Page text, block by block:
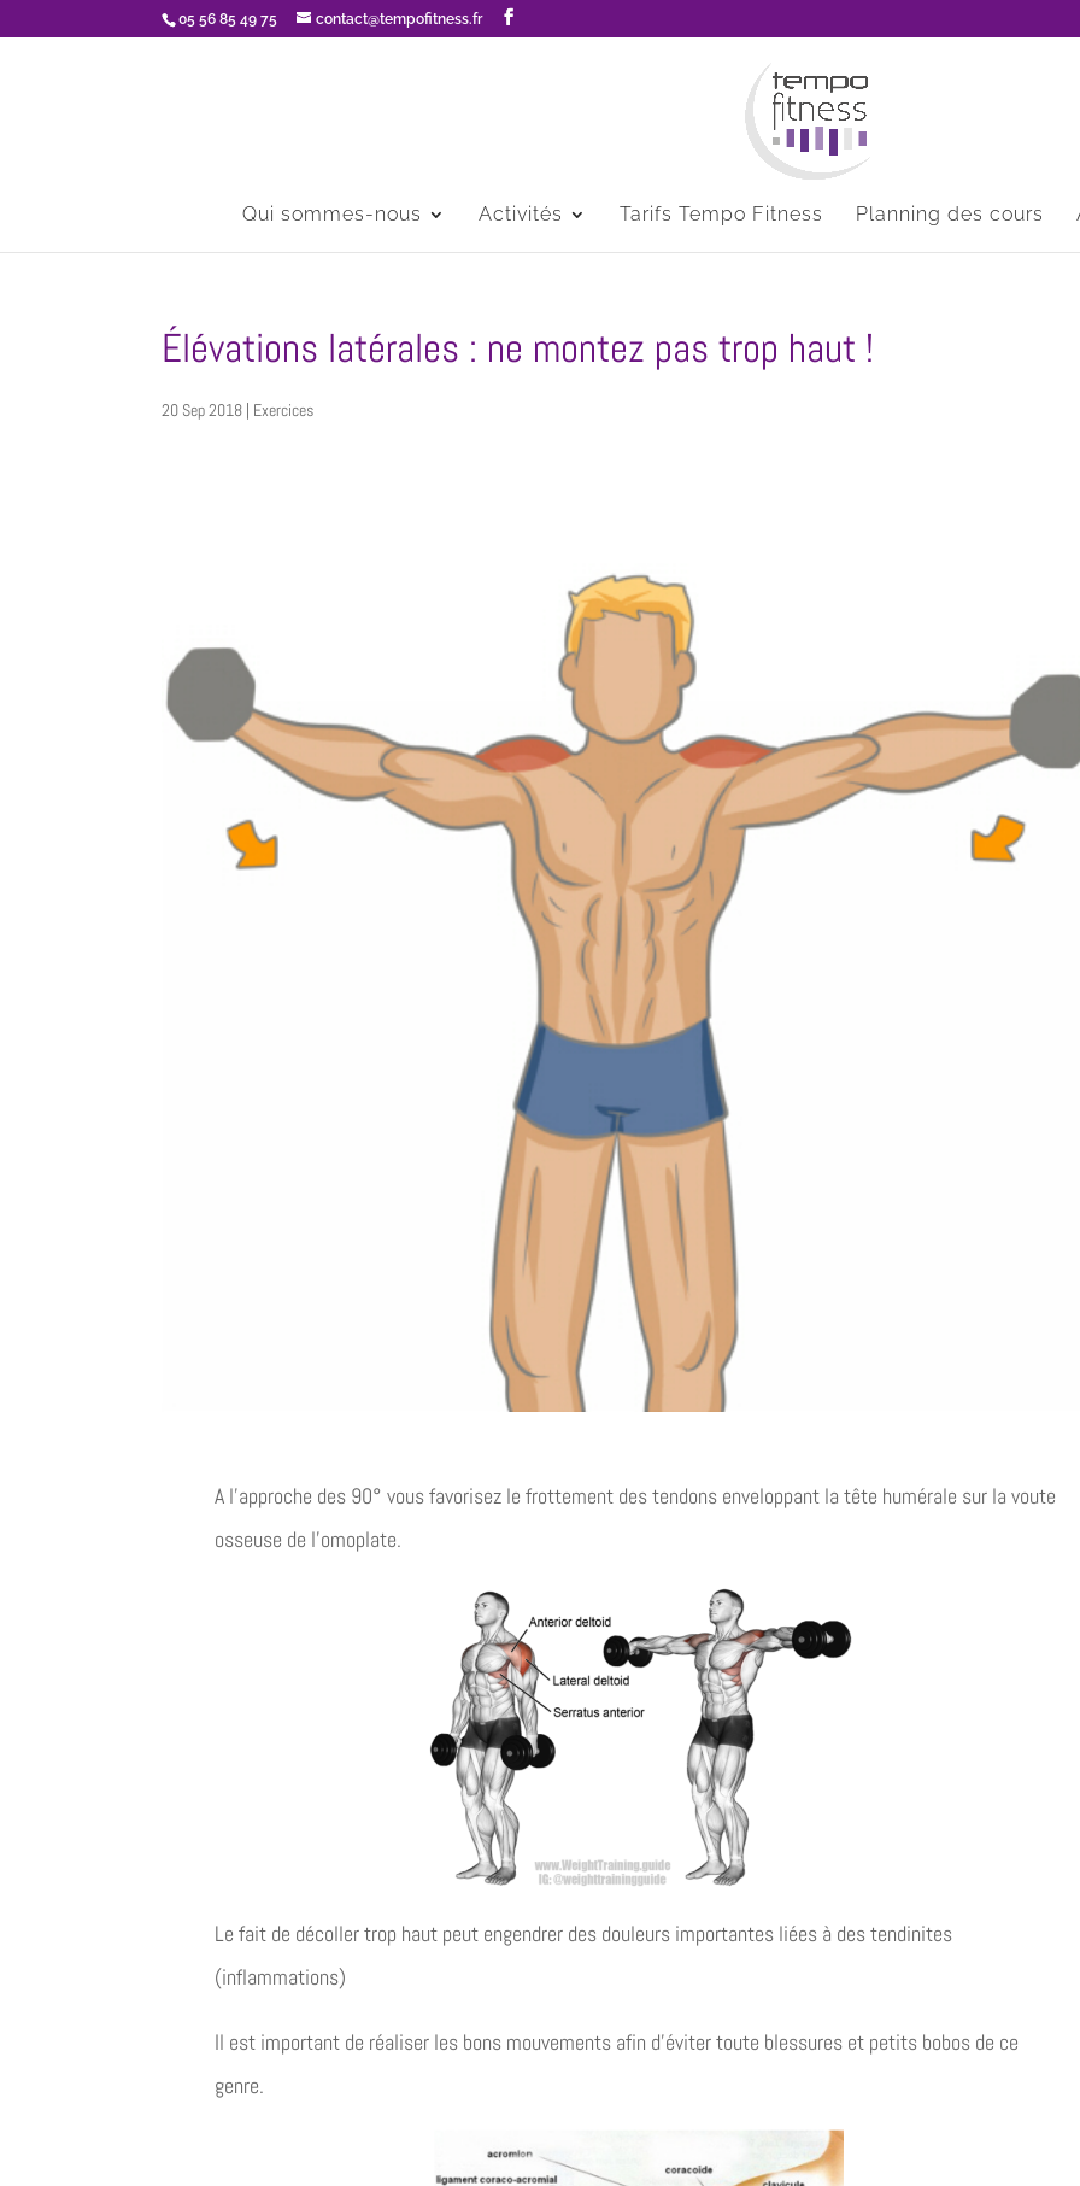
05 56 85 49 75 contact@tempofitness.fr
Qui sommes-nous Activités Tarifs Tempo Fitness Planning des cours
Élévations latérales : ne montez pas trop haut !
20 Sep 2018 | Exercices
A l’approche des 90° vous favorisez le frottement des tendons enveloppant la tête humérale sur la voute
osseuse de l’omoplate.
Le fait de décoller trop haut peut engendrer des douleurs importantes liées à des tendinites
(inflammations)
Il est important de réaliser les bons mouvements afin d’éviter toute blessures et petits bobos de ce
genre.